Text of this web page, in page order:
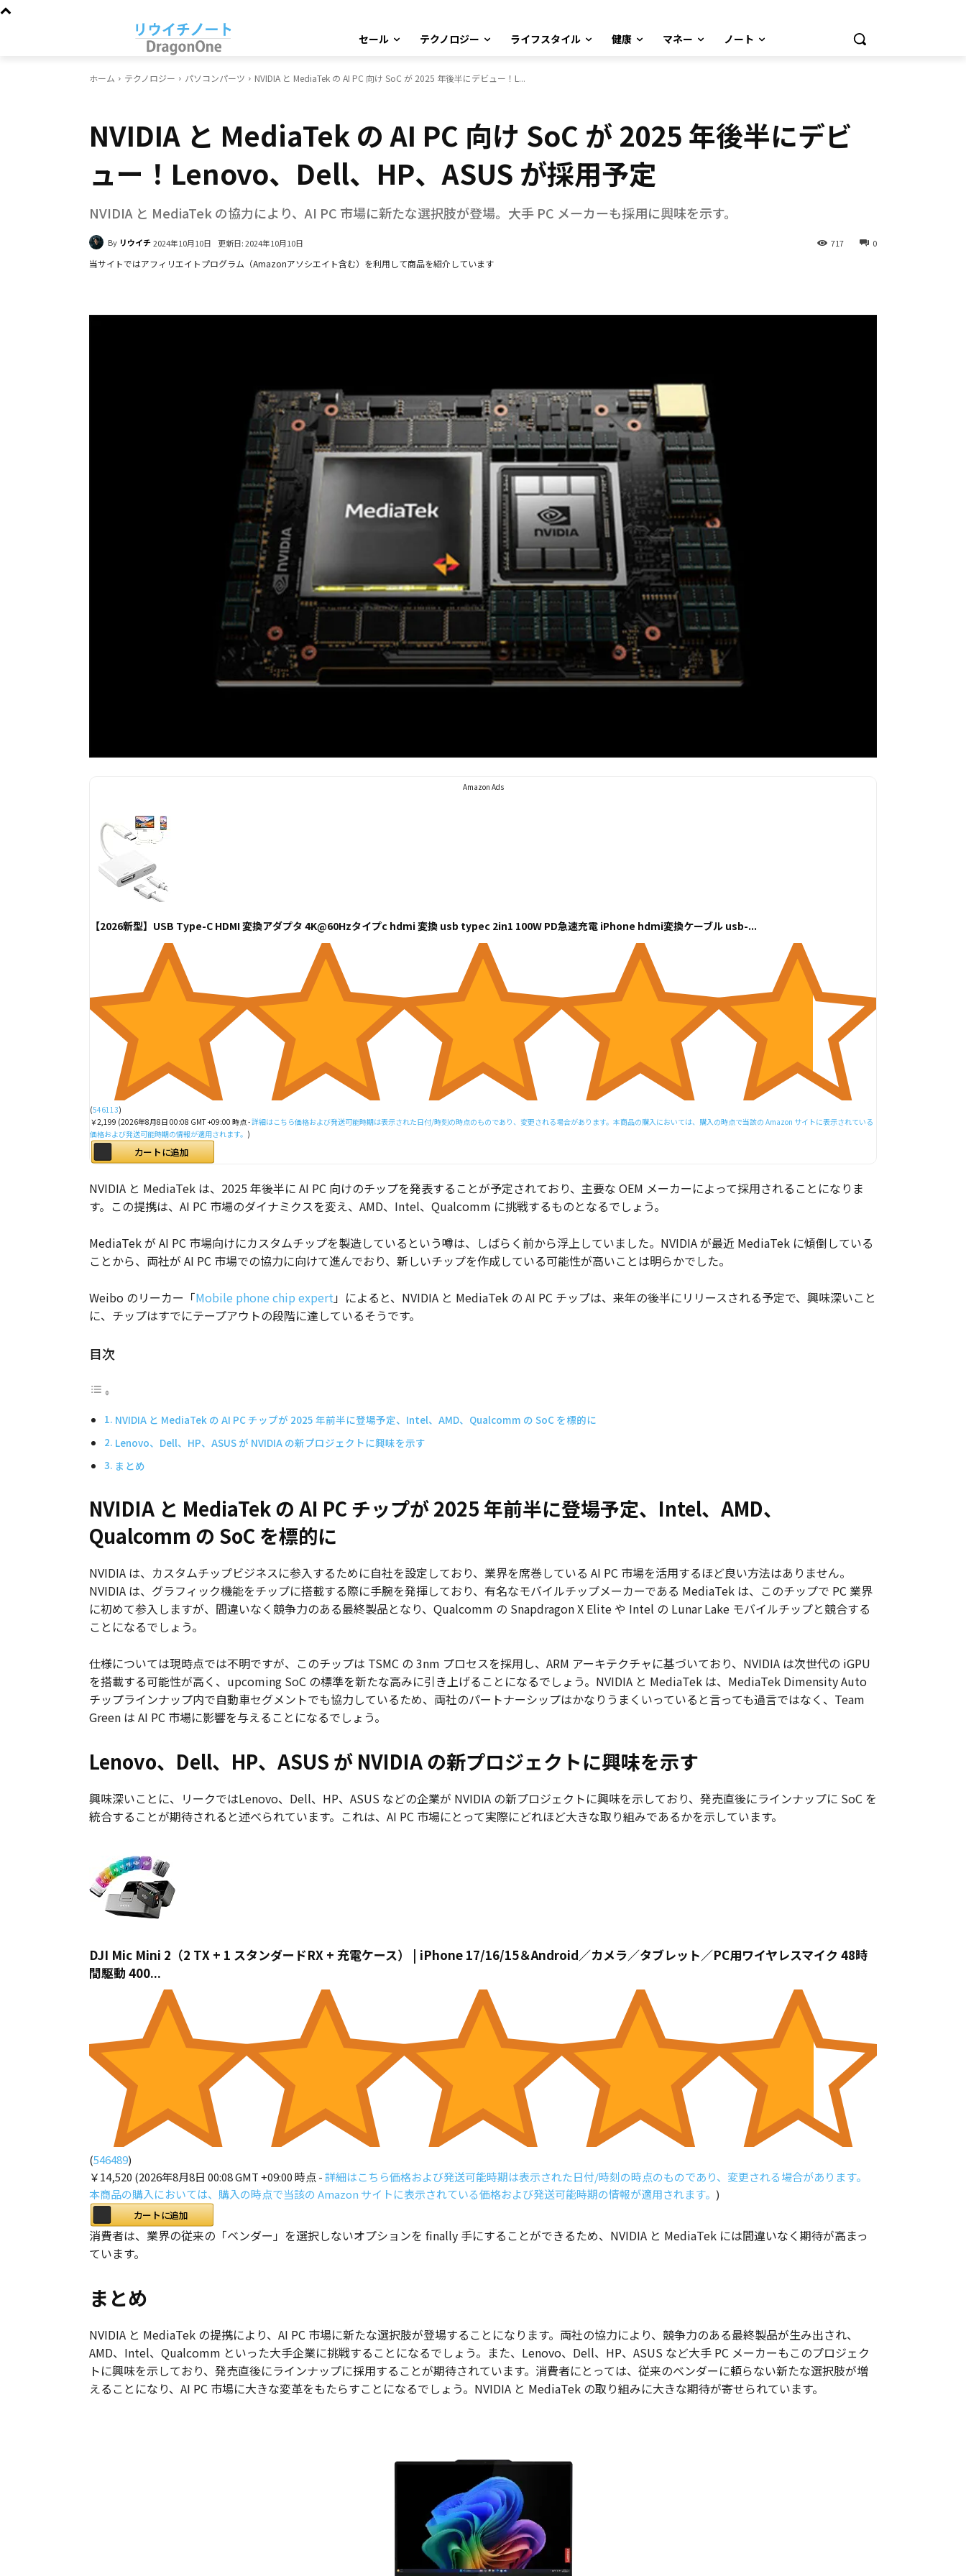
セール テクノロジー ライフスタイル 健康 マネー ノート
ホーム テクノロジー パソコンパーツ NVIDIA と MediaTek の AI PC 向け SoC が 2025 年後半にデビュー！L...
NVIDIA と MediaTek の AI PC 向け SoC が 2025 年後半にデビ
ュー！Lenovo、Dell、HP、ASUS が採用予定
NVIDIA と MediaTek の協力により、AI PC 市場に新たな選択肢が登場。大手 PC メーカーも採用に興味を示す。
By リウイチ2024年10月10日 更新日:2024年10月10日 0
717
当サイトではアフィリエイトプログラム（Amazonアソシエイト含む）を利用して商品を紹介しています
Amazon Ads
【2026新型】USB Type-C HDMI 変換アダプタ 4K@60Hzタイプc hdmi 変換 usb typec 2in1 100W PD急速充電 iPhone hdmi変換ケーブル usb-...
(546113)
￥2,199 (2026年8月8日 00:08 GMT +09:00 時点 -詳細はこちら価格および発送可能時期は表示された日付/時刻の時点のものであり、変更される場合があります。本商品の購入においては、購入の時点で当該の Amazon サイトに表示されている
価格および発送可能時期の情報が適用されます。 )
カートに追加
NVIDIA と MediaTek は、2025 年後半に AI PC 向けのチップを発表することが予定されており、主要な OEM メーカーによって採用されることになりま
す。この提携は、AI PC 市場のダイナミクスを変え、AMD、Intel、Qualcomm に挑戦するものとなるでしょう。
MediaTek が AI PC 市場向けにカスタムチップを製造しているという噂は、しばらく前から浮上していました。NVIDIA が最近 MediaTek に傾倒している
ことから、両社が AI PC 市場での協力に向けて進んでおり、新しいチップを作成している可能性が高いことは明らかでした。
Weibo のリーカー「Mobile phone chip expert 」によると、NVIDIA と MediaTek の AI PC チップは、来年の後半にリリースされる予定で、興味深いこと
に、チップはすでにテープアウトの段階に達しているそうです。
目次
NVIDIA と MediaTek の AI PC チップが 2025 年前半に登場予定、Intel、AMD、Qualcomm の SoC を標的に
Lenovo、Dell、HP、ASUS が NVIDIA の新プロジェクトに興味を示す
まとめ
NVIDIA と MediaTek の AI PC チップが 2025 年前半に登場予定、Intel、AMD、
Qualcomm の SoC を標的に
NVIDIA は、カスタムチップビジネスに参入するために自社を設定しており、業界を席巻している AI PC 市場を活用するほど良い方法はありません。
NVIDIA は、グラフィック機能をチップに搭載する際に手腕を発揮しており、有名なモバイルチップメーカーである MediaTek は、このチップで PC 業界
に初めて参入しますが、間違いなく競争力のある最終製品となり、Qualcomm の Snapdragon X Elite や Intel の Lunar Lake モバイルチップと競合する
ことになるでしょう。
仕様については現時点では不明ですが、このチップは TSMC の 3nm プロセスを採用し、ARM アーキテクチャに基づいており、NVIDIA は次世代の iGPU
を搭載する可能性が高く、upcoming SoC の標準を新たな高みに引き上げることになるでしょう。NVIDIA と MediaTek は、MediaTek Dimensity Auto
チップラインナップ内で自動車セグメントでも協力しているため、両社のパートナーシップはかなりうまくいっていると言っても過言ではなく、Team
Green は AI PC 市場に影響を与えることになるでしょう。
Lenovo、Dell、HP、ASUS が NVIDIA の新プロジェクトに興味を示す
興味深いことに、リークではLenovo、Dell、HP、ASUS などの企業が NVIDIA の新プロジェクトに興味を示しており、発売直後にラインナップに SoC を
統合することが期待されると述べられています。これは、AI PC 市場にとって実際にどれほど大きな取り組みであるかを示しています。
DJI Mic Mini 2（2 TX + 1 スタンダードRX + 充電ケース） | iPhone 17/16/15＆Android／カメラ／タブレット／PC用ワイヤレスマイク 48時
間駆動 400...
(546489)
￥14,520 (2026年8月8日 00:08 GMT +09:00 時点 -詳細はこちら価格および発送可能時期は表示された日付/時刻の時点のものであり、変更される場合があります。
本商品の購入においては、購入の時点で当該の Amazon サイトに表示されている価格および発送可能時期の情報が適用されます。 )
カートに追加
消費者は、業界の従来の「ベンダー」を選択しないオプションを finally 手にすることができるため、NVIDIA と MediaTek には間違いなく期待が高まっ
ています。
まとめ
NVIDIA と MediaTek の提携により、AI PC 市場に新たな選択肢が登場することになります。両社の協力により、競争力のある最終製品が生み出され、
AMD、Intel、Qualcomm といった大手企業に挑戦することになるでしょう。また、Lenovo、Dell、HP、ASUS など大手 PC メーカーもこのプロジェク
トに興味を示しており、発売直後にラインナップに採用することが期待されています。消費者にとっては、従来のベンダーに頼らない新たな選択肢が増
えることになり、AI PC 市場に大きな変革をもたらすことになるでしょう。NVIDIA と MediaTek の取り組みに大きな期待が寄せられています。